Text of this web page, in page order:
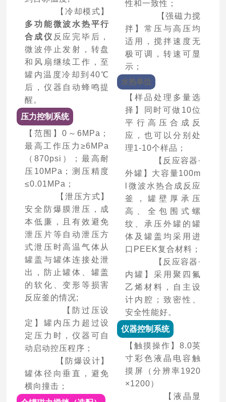
【冷却模式】
多功能微波水热平行
合成仪 反应完毕后，
微波停止发射，转盘
和风扇继续工作，至
罐内温度冷却到40℃
后，仪器自动蜂鸣提
醒。
压力控制系统
【范围】0～6MPa；
最高工作压力≥6MPa
（870psi）；最高耐
压10MPa；测压精度
≤0.01MPa；
【泄压方式】
安全防爆膜泄压，成
本低廉，且有效避免
泄压片等自动泄压方
式泄压时高温气体从
罐盖与罐体连接处泄
出，防止罐体、罐盖
的软化、变形等损害
反应釜的情况;
【防过压设
定】罐内压力超过设
定压力时，仪器可自
动启动控压程序；
【防爆设计】
罐体径向垂直，避免
横向撞击；
性和一致性；
【强磁力搅
拌】常压与高压均
适用，搅拌速度无
极可调，转速可显
示；
水热单位
【样品处理多量选
择】同时可做10位
平行高压合成反
应，也可以分别处
理1-10个样品；
【反应容器·
外罐】大容量100m
l微波水热合成反应
釜，罐壁厚承压
高、全包围式螺
纹、承压外罐的罐
体及罐盖均采用进
口PEEK复合材料；
【反应容器·
内罐】采用聚四氟
乙烯材料，自主设
计内腔；致密性、
安全性能好。
仪器控制系统
【触摸操作】8.0英
寸彩色液晶电容触
摸屏（分辨率1920
×1200）
【液晶显